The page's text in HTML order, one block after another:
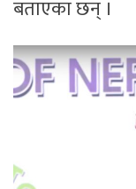
बताएका छन् ।